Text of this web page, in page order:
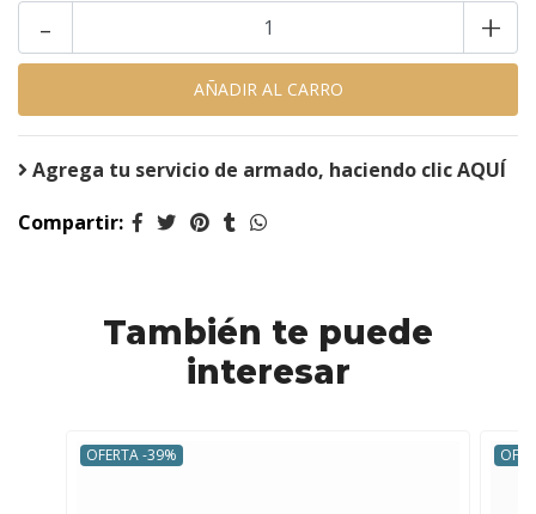
+
-
Agrega tu servicio de armado, haciendo clic AQUÍ
Compartir:
También te puede
interesar
OFERTA -39%